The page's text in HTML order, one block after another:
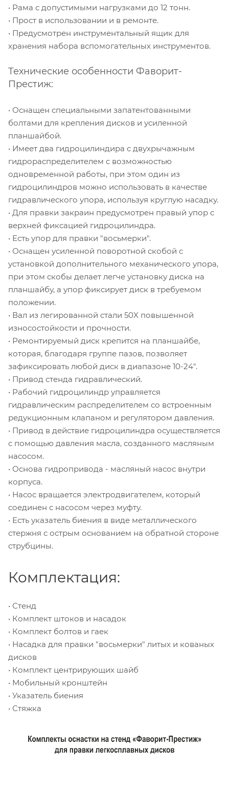
• Рама с допустимыми нагрузками до 12 тонн.
• Прост в использовании и в ремонте.
• Предусмотрен инструментальный ящик для
хранения набора вспомогательных инструментов.
Технические особенности Фаворит-
Престиж:
• Оснащен специальными запатентованными
болтами для крепления дисков и усиленной
планшайбой.
• Имеет два гидроцилиндира с двухрычажным
гидрораспределителем с возможностью
одновременной работы, при этом один из
гидроцилиндров можно использовать в качестве
гидравлического упора, используя круглую насадку.
• Для правки закраин предусмотрен правый упор с
верхней фиксацией гидроцилиндра.
• Есть упор для правки "восьмерки".
• Оснащен усиленной поворотной скобой с
установкой дополнительного механического упора,
при этом скобы делает легче установку диска на
планшайбу, а упор фиксирует диск в требуемом
положении.
• Вал из легированной стали 50X повышенной
износостойкости и прочности.
• Ремонтируемый диск крепится на планшайбе,
которая, благодаря группе пазов, позволяет
зафиксировать любой диск в диапазоне 10-24".
• Привод стенда гидравлический.
• Рабочий гидроцилиндр управляется
гидравлическим распределителем со встроенным
редукционным клапаном и регулятором давления.
• Привод в действие гидроцилиндра осуществляется
с помощью давления масла, созданного масляным
насосом.
• Основа гидропривода - масляный насос внутри
корпуса.
• Насос вращается электродвигателем, который
соединен с насосом через муфту.
• Есть указатель биения в виде металлического
стержня с острым основанием на обратной стороне
струбцины.
Комплектация:
• Стенд
• Комплект штоков и насадок
• Комплект болтов и гаек
• Насадка для правки "восьмерки" литых и кованых
дисков
• Комплект центрирующих шайб
• Мобильный кронштейн
• Указатель биения
• Стяжка